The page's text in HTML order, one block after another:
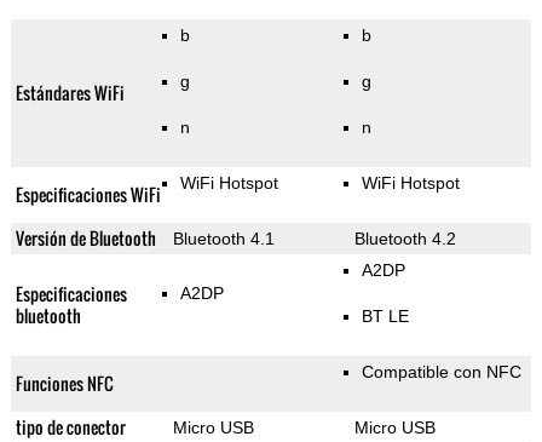
Estándares WiFi
b
g
n
b
g
n
Especificaciones WiFi WiFi Hotspot WiFi Hotspot
Versión de Bluetooth Bluetooth 4.1 Bluetooth 4.2
Especificaciones
bluetooth
A2DP
A2DP
BT LE
Funciones NFC Compatible con NFC
tipo de conector Micro USB Micro USB